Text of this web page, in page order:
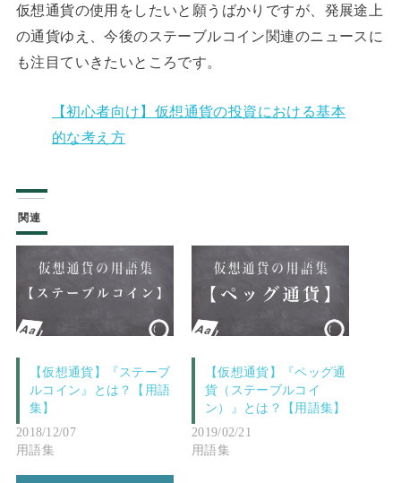
仮想通貨の使用をしたいと願うばかりですが、発展途上
の通貨ゆえ、今後のステーブルコイン関連のニュースに
も注目ていきたいところです。
【初心者向け】仮想通貨の投資における基本
的な考え方
関連
【仮想通貨】『ステーブ
ルコイン』とは？【用語
集】
2018/12/07
用語集
【仮想通貨】『ペッグ通
貨（ステーブルコイ
ン）』とは？【用語集】
2019/02/21
用語集